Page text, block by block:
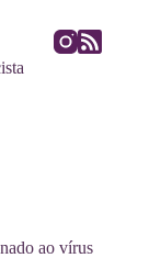
ao vírus